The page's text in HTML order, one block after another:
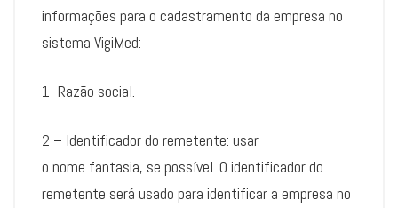
informações para o cadastramento da empresa no
sistema VigiMed:
1- Razão social.
2 – Identificador do remetente: usar
o nome fantasia, se possível. O identificador do
remetente será usado para identificar a empresa no